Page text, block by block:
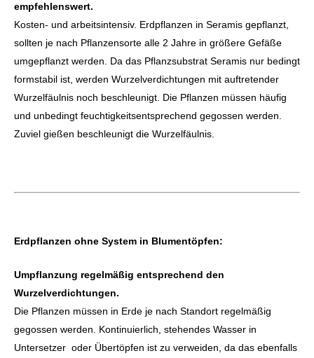
empfehlenswert.
Kosten- und arbeitsintensiv. Erdpflanzen in Seramis gepflanzt,
sollten je nach Pflanzensorte alle 2 Jahre in größere Gefäße
umgepflanzt werden. Da das Pflanzsubstrat Seramis nur bedingt
formstabil ist, werden Wurzelverdichtungen mit auftretender
Wurzelfäulnis noch beschleunigt. Die Pflanzen müssen häufig
und unbedingt feuchtigkeitsentsprechend gegossen werden.
Zuviel gießen beschleunigt die Wurzelfäulnis.
Erdpflanzen ohne System in Blumentöpfen:
Umpflanzung regelmäßig entsprechend den
Wurzelverdichtungen.
Die Pflanzen müssen in Erde je nach Standort regelmäßig
gegossen werden. Kontinuierlich, stehendes Wasser in
Untersetzer oder Übertöpfen ist zu verweiden, da das ebenfalls